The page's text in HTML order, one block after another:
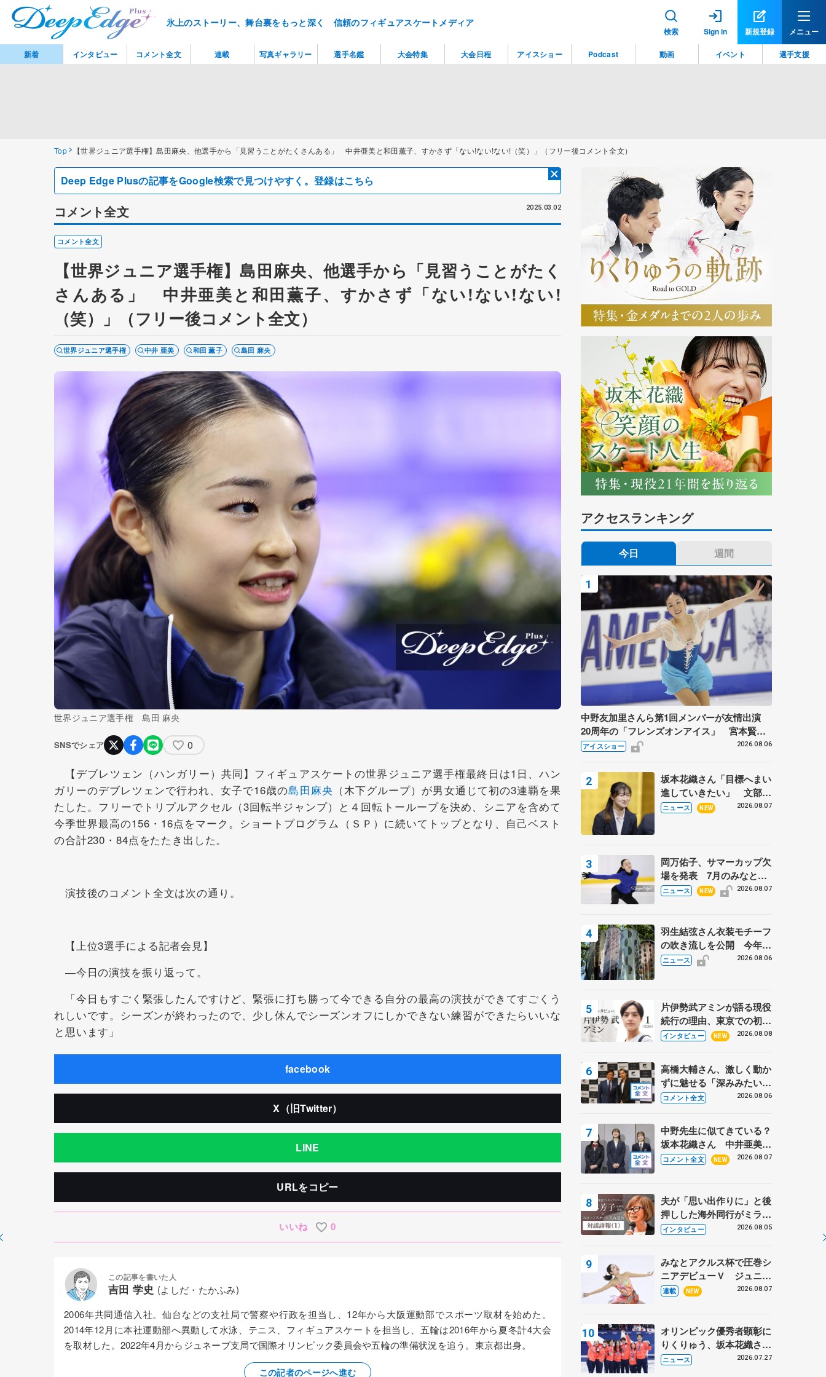
氷上のストーリー、舞台裏をもっと深く 信頼のフィギュアスケートメディア
検索 Sign in 新規登録 メニュー
Top 【世界ジュニア選手権】島田麻央、他選手から「見習うことがたくさんある」 中井亜美と和田薫子、すかさず「ない!ない!ない!（笑）」（フリー後コメント全文）
Deep Edge Plusの記事をGoogle検索で見つけやすく。登録はこちら
コメント全文 2025.03.02
コメント全文
【世界ジュニア選手権】島田麻央、他選手から「見習うことがたく
さんある」 中井亜美と和田薫子、すかさず「ない!ない!ない!
（笑）」（フリー後コメント全文）
世界ジュニア選手権 中井 亜美 和田 薫子 島田 麻央
世界ジュニア選手権 島田 麻央
SNSでシェア 0
【デブレツェン（ハンガリー）共同】フィギュアスケートの世界ジュニア選手権最終日は1日、ハン
ガリーのデブレツェンで行われ、女子で16歳の島田麻央 （木下グループ）が男女通じて初の3連覇を果
たした。フリーでトリプルアクセル（3回転半ジャンプ）と４回転トーループを決め、シニアを含めて
今季世界最高の156・16点をマーク。ショートプログラム（ＳＰ）に続いてトップとなり、自己ベスト
の合計230・84点をたたき出した。
演技後のコメント全文は次の通り。
【上位3選手による記者会見】
―今日の演技を振り返って。
「今日もすごく緊張したんですけど、緊張に打ち勝って今できる自分の最高の演技ができてすごくう
れしいです。シーズンが終わったので、少し休んでシーズンオフにしかできない練習ができたらいいな
と思います」
facebook
X（旧Twitter）
LINE
URLをコピー
いいね 0
この記事を書いた人
吉田 学史 (よしだ・たかふみ)
2006年共同通信入社。仙台などの支社局で警察や行政を担当し、12年から大阪運動部でスポーツ取材を始めた。
2014年12月に本社運動部へ異動して水泳、テニス、フィギュアスケートを担当し、五輪は2016年から夏冬計4大会
を取材した。2022年4月からジュネーブ支局で国際オリンピック委員会や五輪の準備状況を追う。東京都出身。
この記者のページへ進む
アクセスランキング
今日 週間
中野友加里さんら第1回メンバーが友情出演
20周年の「フレンズオンアイス」 宮本賢二
さん、有川梨絵さん、田村岳斗さんも
アイスショー 2026.08.06
坂本花織さん「目標へまい
進していきたい」 文部科
学省スポーツ表彰式で代表
ニュース NEW 2026.08.07
岡万佑子、サマーカップ欠
場を発表 7月のみなとア
クルス杯は腰痛の影響で
ニュース NEW 2026.08.07
羽生結弦さん衣装モチーフ
の吹き流しを公開 今年は
「春よ、来い」、仙台の瑞
ニュース 2026.08.06
片伊勢武アミンが語る現役
続行の理由、東京での初め
ての一人暮らし 注目スケ
インタビュー NEW 2026.08.08
高橋大輔さん、激しく動か
ずに魅せる「深みみたいな
ものは出てきている？」
ド野村忠宏さんと和気あい
あい
コメント全文 2026.08.06
中野先生に似てきている？
坂本花織さん 中井亜美は
クリケットのサマーキャン
部科学省スポーツ表彰
式】
コメント全文 NEW 2026.08.07
夫が「思い出作りに」と後
押しした海外同行がミラノ
まで… 繁華街のリンクで
に 小林芳子さんが振り返
るスケート人生
インタビュー 2026.08.05
みなとアクルス杯で圧巻シ
ニアデビューＶ ジュニア
で４シーズン無敗の島田麻
連載 NEW 2026.08.07
オリンピック優秀者顕彰に
りくりゅう、坂本花織さ
ん、団体メンバーら 8月
ニュース 2026.07.27
新着 インタビュー コメント全文 連載 写真ギャラリー 選手名鑑 大会特集 大会日程 アイスショー Podcast 動画 イベント 選手支援